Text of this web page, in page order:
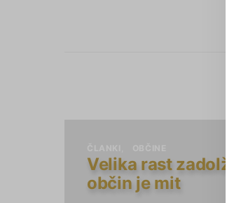
Velika rast
občin je mit